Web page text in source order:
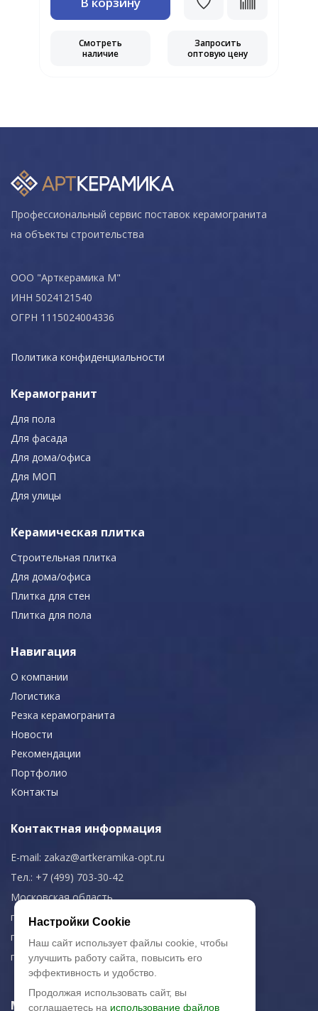
Смотреть
наличие
Запросить
оптовую цену
Профессиональный сервис поставок керамогранита
на объекты строительства
ООО "Арткерамика М"
ИНН 5024121540
ОГРН 1115024004336
Политика конфиденциальности
Керамогранит
Для пола
Для фасада
Для дома/офиса
Для МОП
Для улицы
Керамическая плитка
Строительная плитка
Для дома/офиса
Плитка для стен
Плитка для пола
Навигация
О компании
Логистика
Резка керамогранита
Новости
Рекомендации
Портфолио
Контакты
Контактная информация
E-mail: zakaz@artkeramika-opt.ru
Тел.: +7 (499) 703-30-42
Московская область,
г. Красногорск
пн-чт: 09.00-18.00
пт: 09.00-17.00
Мы в соц. сетях
Настройки Cookie
Наш сайт использует файлы cookie, чтобы
улучшить работу сайта, повысить его
эффективность и удобство.
Продолжая использовать сайт, вы
соглашаетесь на использование файлов